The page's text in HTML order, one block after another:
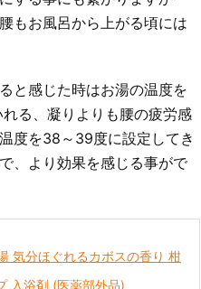
もお風呂から上がる頃には
と感じた時はお湯の温度を
る、凝りよりも腰の疲労感
度を38～39度に設定してき
、より効果を感じる事がで
気分ほぐれるカボスの香り 柑
入浴剤 (医薬部外品)